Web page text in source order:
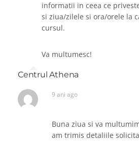
informatii in ceea ce
si ziua/zilele si ora/orele la
cursul.
Va multumesc!
Centrul Athena
9 ani ago
Buna ziua si va
am trimis detaliile